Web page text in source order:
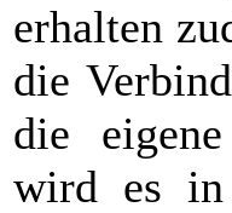
erhalten
die
die
wird es in